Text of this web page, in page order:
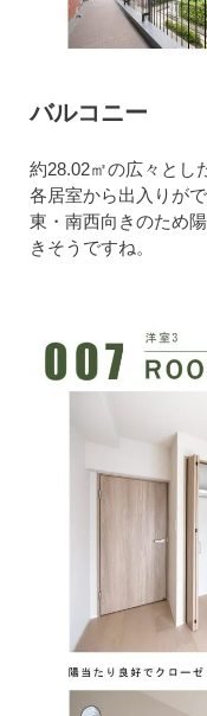
バルコニー
約28.02㎡の広々とし
各居室から出入りが
東・南西向きのため
きそうですね。